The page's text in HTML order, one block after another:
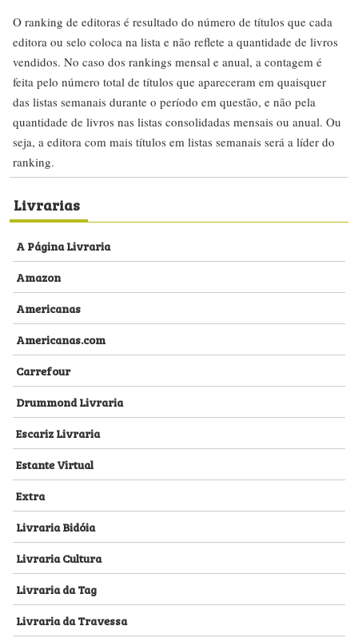
O ranking de editoras é resultado do número de títulos que cada
editora ou selo coloca na lista e não reflete a quantidade de livros
vendidos. No caso dos rankings mensal e anual, a contagem é
feita pelo número total de títulos que apareceram em quaisquer
das listas semanais durante o período em questão, e não pela
quantidade de livros nas listas consolidadas mensais ou anual. Ou
seja, a editora com mais títulos em listas semanais será a líder do
ranking.
Livrarias
A Página Livraria
Amazon
Americanas
Americanas.com
Carrefour
Drummond Livraria
Escariz Livraria
Estante Virtual
Extra
Livraria Bidóia
Livraria Cultura
Livraria da Tag
Livraria da Travessa